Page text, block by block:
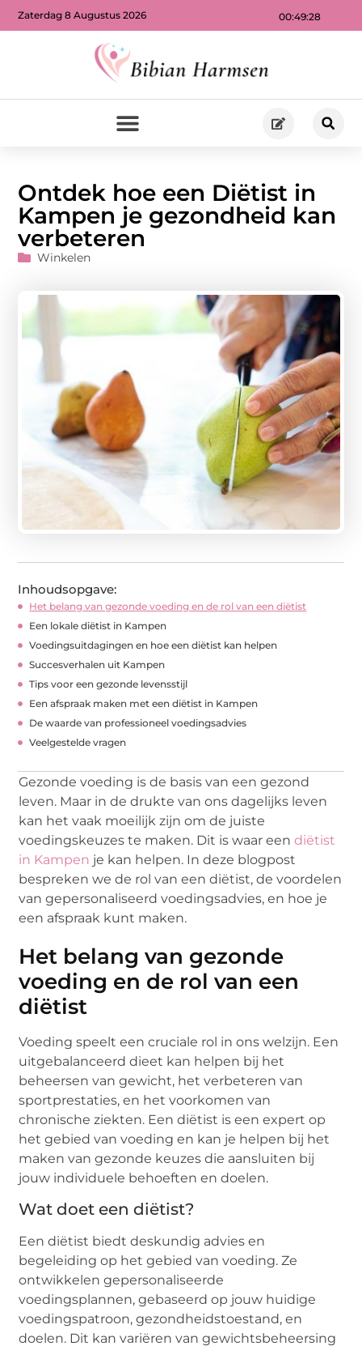
00:49:30
Zaterdag 8 Augustus 2026
Ontdek hoe een Diëtist in
Kampen je gezondheid kan
verbeteren
Winkelen
Inhoudsopgave:
Het belang van gezonde voeding en de rol van een diëtist
Een lokale diëtist in Kampen
Voedingsuitdagingen en hoe een diëtist kan helpen
Succesverhalen uit Kampen
Tips voor een gezonde levensstijl
Een afspraak maken met een diëtist in Kampen
De waarde van professioneel voedingsadvies
Veelgestelde vragen
Gezonde voeding is de basis van een gezond
leven. Maar in de drukte van ons dagelijks leven
kan het vaak moeilijk zijn om de juiste
voedingskeuzes te maken. Dit is waar eendiëtist
in Kampen je kan helpen. In deze blogpost
bespreken we de rol van een diëtist, de voordelen
van gepersonaliseerd voedingsadvies, en hoe je
een afspraak kunt maken.
Het belang van gezonde
voeding en de rol van een
diëtist
Voeding speelt een cruciale rol in ons welzijn. Een
uitgebalanceerd dieet kan helpen bij het
beheersen van gewicht, het verbeteren van
sportprestaties, en het voorkomen van
chronische ziekten. Een diëtist is een expert op
het gebied van voeding en kan je helpen bij het
maken van gezonde keuzes die aansluiten bij
jouw individuele behoeften en doelen.
Wat doet een diëtist?
Een diëtist biedt deskundig advies en
begeleiding op het gebied van voeding. Ze
ontwikkelen gepersonaliseerde
voedingsplannen, gebaseerd op jouw huidige
voedingspatroon, gezondheidstoestand, en
doelen. Dit kan variëren van gewichtsbeheersing